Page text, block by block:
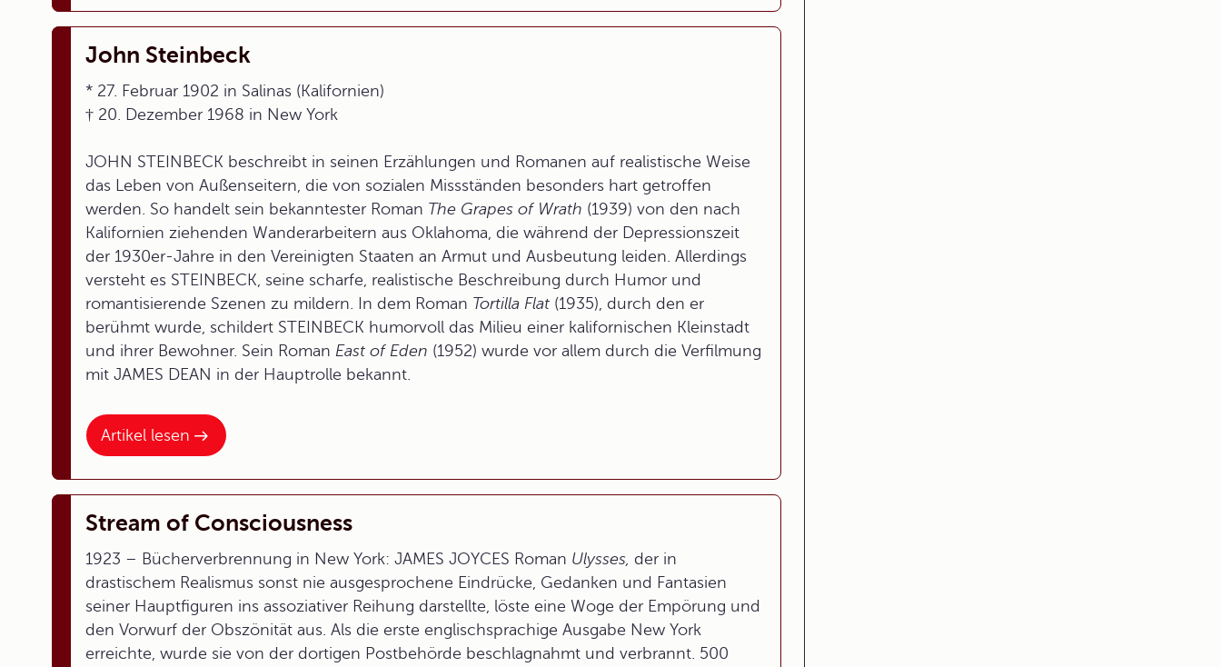
Artikel lesen
John Steinbeck
* 27. Februar 1902 in Salinas (Kalifornien)
† 20. Dezember 1968 in New York
JOHN STEINBECK beschreibt in seinen Erzählungen und Romanen auf realistische Weise
das Leben von Außenseitern, die von sozialen Missständen besonders hart getroffen
werden. So handelt sein bekanntester Roman The Grapes of Wrath (1939) von den nach
Kalifornien ziehenden Wanderarbeitern aus Oklahoma, die während der Depressionszeit
der 1930er-Jahre in den Vereinigten Staaten an Armut und Ausbeutung leiden. Allerdings
versteht es STEINBECK, seine scharfe, realistische Beschreibung durch Humor und
romantisierende Szenen zu mildern. In dem Roman Tortilla Flat (1935), durch den er
berühmt wurde, schildert STEINBECK humorvoll das Milieu einer kalifornischen Kleinstadt
und ihrer Bewohner. Sein Roman East of Eden (1952) wurde vor allem durch die Verfilmung
mit JAMES DEAN in der Hauptrolle bekannt.
Stream of Consciousness
1923 – Bücherverbrennung in New York: JAMES JOYCES Roman Ulysses, der in
drastischem Realismus sonst nie ausgesprochene Eindrücke, Gedanken und Fantasien
seiner Hauptfiguren ins assoziativer Reihung darstellte, löste eine Woge der Empörung und
den Vorwurf der Obszönität aus. Als die erste englischsprachige Ausgabe New York
erreichte, wurde sie von der dortigen Postbehörde beschlagnahmt und verbrannt. 500